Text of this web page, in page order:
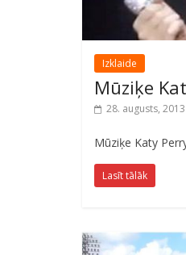
Izklaide
Mūziķe
28. augusts, 2013
Mūziķe Katy
Lasīt tālāk